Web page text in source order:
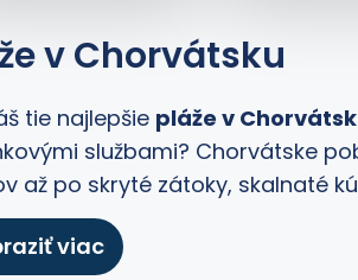
v Chorvátsku
tie najlepšie pláže v
službami? Chorvátske
až po skryté zátoky, skalnaté
viac